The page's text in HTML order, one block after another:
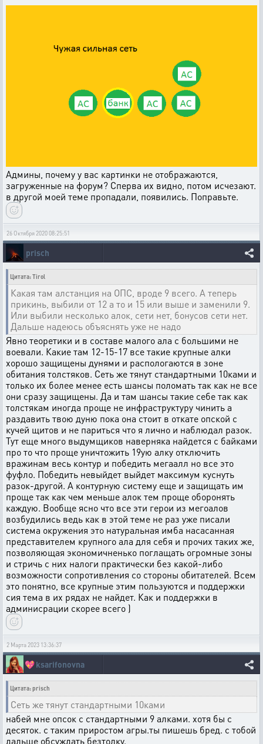
Админы, почему у вас картинки не отображаются,
загруженные на форум? Сперва их видно, потом исчезают.
в другой моей теме пропадали, появились. Поправьте.
26 Октября 2020 08:25:51
prisch
Цитата: Tirol
Какая там алстанция на ОПС, вроде 9 всего. А теперь
прикинь, выбили от 12 а то и 15 или выше и заменили 9.
Или выбили несколько алок, сети нет, бонусов сети нет.
Дальше надеюсь объяснять уже не надо
Явно теоретики и в составе малого ала с большими не
воевали. Какие там 12-15-17 все такие крупные алки
хорошо защищены дунями и распологаются в зоне
обитания толстяков. Сеть же тянут стандартными 10ками и
только их более менее есть шансы поломать так как не все
они сразу защищены. Да и там шансы такие себе так как
толстякам иногда проще не инфраструктуру чинить а
раздавить твою дуню пока она стоит в откате опской с
кучей щитов и не париться что я лично и наблюдал разок.
Тут еще много выдумщиков наверняка найдется с байками
про то что проще уничтожить 19ую алку отключить
вражинам весь контур и победить мегаалл но все это
фуфло. Победить невыйдет выйдет максимум куснуть
разок-другой. А контурную систему еще и защищать им
проще так как чем меньше алок тем проще оборонять
каждую. Вообще ясно что все эти герои из мегоалов
возбудились ведь как в этой теме не раз уже писали
система окружения это натуральная имба насасанная
представителем крупного ала для себя и прочих таких же,
позволяющая экономичненько поглащать огромные зоны
и стричь с них налоги практически без какой-либо
возможности сопротивления со стороны обитателей. Всем
это понятно, все крупные этим пользуются и поддержки
сия тема в их рядах не найдет. Как и поддержки в
админисрации скорее всего )
2 Марта 2023 13:36:37
💖ksarifonovna
Цитата: prisch
Сеть же тянут стандартными 10ками
набей мне опсок с стандартными 9 алками. хотя бы с
десяток. с таким приростом агры.ты пишешь бред. с тобой
дальше обсуждать безтолку.